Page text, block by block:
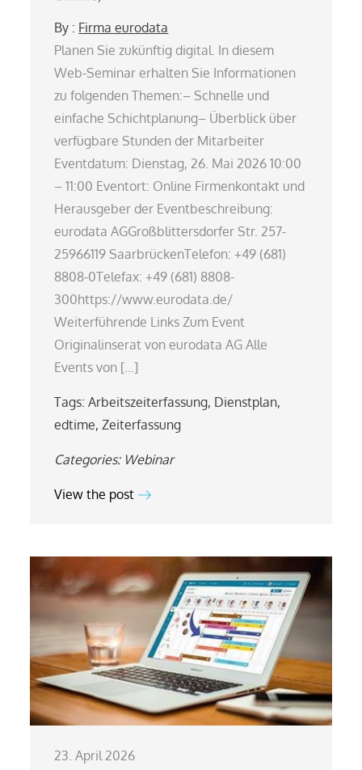
By : Firma eurodata
Planen Sie zukünftig digital. In diesem
Web-Seminar erhalten Sie Informationen
zu folgenden Themen:– Schnelle und
einfache Schichtplanung– Überblick über
verfügbare Stunden der Mitarbeiter
Eventdatum: Dienstag, 26. Mai 2026 10:00
– 11:00 Eventort: Online Firmenkontakt und
Herausgeber der Eventbeschreibung:
eurodata AGGroßblittersdorfer Str. 257-
25966119 SaarbrückenTelefon: +49 (681)
8808-0Telefax: +49 (681) 8808-
300https://www.eurodata.de/
Weiterführende Links Zum Event
Originalinserat von eurodata AG Alle
Events von […]
Tags:Arbeitszeiterfassung, Dienstplan,
edtime, Zeiterfassung
Categories: Webinar
View the post
23. April 2026